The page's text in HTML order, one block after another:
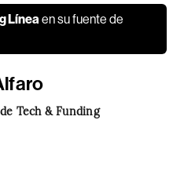
Líneaen su fuente de
Tech & Funding